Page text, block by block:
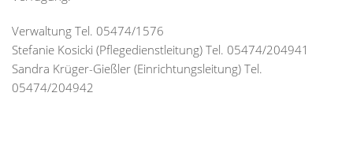
Verwaltung Tel. 05474/1576
Stefanie Kosicki (Pflegedienstleitung) Tel. 05474/204941
Sandra Krüger-Gießler (Einrichtungsleitung) Tel.
05474/204942